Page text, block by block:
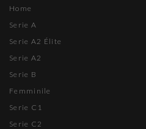
Home
Serie A
Serie A2 Élite
Serie A2
Serie B
Femminile
Serie C1
Serie C2